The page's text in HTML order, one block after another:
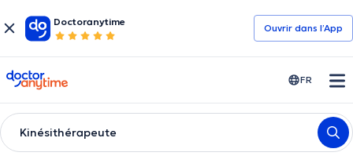
Doctoranytime
Ouvrir dans l’App
doctoranytime FR
Kinésithérapeute